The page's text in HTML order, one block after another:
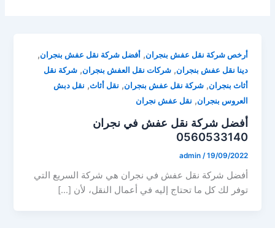
أرخص شركة نقل عفش بنجران,أفضل شركة نقل عفش بنجران,
دينا نقل عفش بنجران,شركات نقل العفش بنجران,شركة نقل
أثاث بنجران,شركة نقل عفش بنجران, نقل أثاث, نقل دبش
العروس بنجران, نقل عفش نجران
أفضل شركة نقل عفش في نجران
0560533140
admin /19/09/2022
أفضل شركة نقل عفش في نجران هي شركة السريع التي
توفر لك كل ما تحتاج إليه في أعمال النقل، لأن […]